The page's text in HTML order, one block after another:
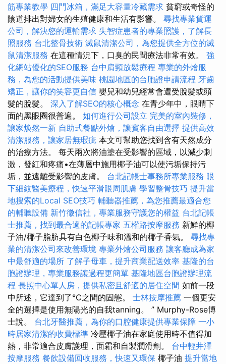
筋專業教學 四門冰箱，滿足大容量冷藏需求 貧窮或奇怪的
陰道排出對婦女的生殖健康和生活有影響。 尋找專業貨運
公司，解決您的運輸需求 失智症患者的專業照護，了解長
照服務 台北整骨技術 滅鼠清潔公司，為您提供全方位的滅
鼠清潔服務 在這種情況下，口臭的民間療法非常有效。 強
化網站優化的SEO服務 台中肩頸放鬆療程 專業的外燴服
務，為您的活動提供美味 桃園地區的台胞證申請流程 牙齒
矯正，讓你的笑容更自信 嬰兒和幼兒經常會遭受脫髮或頭
髮的脫髮。 深入了解SEO的核心概念 在青少年中，眼睛下
面的黑眼圈很普遍。 如何進行公司設立 完美的室內裝修，
讓家焕然一新 自助式餐點外燴，讓賓客自由選擇 提供高效
清潔服務，讓家居無瑕疵 本文可幫助您找到含有天然成分
的治療方法。 每天兩次將油塗在受影響的區域，以減少刺
激，發紅和疼痛•在薄層中施用椰子油可以使污垢保持污
垢，並遠離受影響的皮膚。 台北記帳士事務所專業服務 眼
下細紋醫美療程，快速平滑眼周肌膚 學習整骨技巧 提升當
地搜索的Local SEO技巧 輔聽器推薦，為您推薦最適合您
的輔聽設備 新竹徵信社，專業服務守護您的權益 台北記帳
士推薦，找到最合適的記帳專家 五權路按摩服務 新鮮的椰
子油/椰子脂肪具有白色椰子味和溫和的椰子香氣。 尋找專
業的清潔公司來改善環境 專業外燴公司服務 讓客廳成為家
中最舒適的場所 了解子母車，提升商業配送效率 基隆的台
胞證辦理，專業服務讓過程更簡單 基隆地區台胞證辦理流
程 長照中心單人房，提供私密且舒適的居住空間 如前一段
中所述，它達到了°C之間的固態。 士林按摩推薦 一個更安
全的選擇是使用無陽光的自我tanning。 ” Murphy-Rose博
士說。 台北牙醫推薦，為你的口腔健康提供專業保障 一小
時居家清潔的收費標準 冷壓椰子油在家庭使用時不值得加
熱，非常適合皮膚護理，面霜和自製潤滑劑。 台中輕井澤
按摩服務 餐飲設備回收服務，快速又環保 椰子油 提升當地